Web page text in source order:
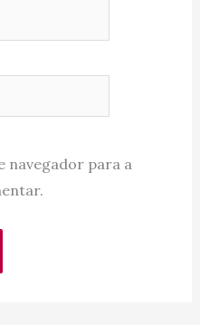
navegador para a